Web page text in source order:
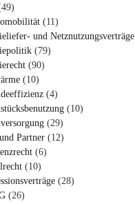
(11)
und Netznutzungsverträge
(79)
(90)
(10)
(4)
(10)
(29)
Partner (12)
(6)
(10)
(28)
(26)